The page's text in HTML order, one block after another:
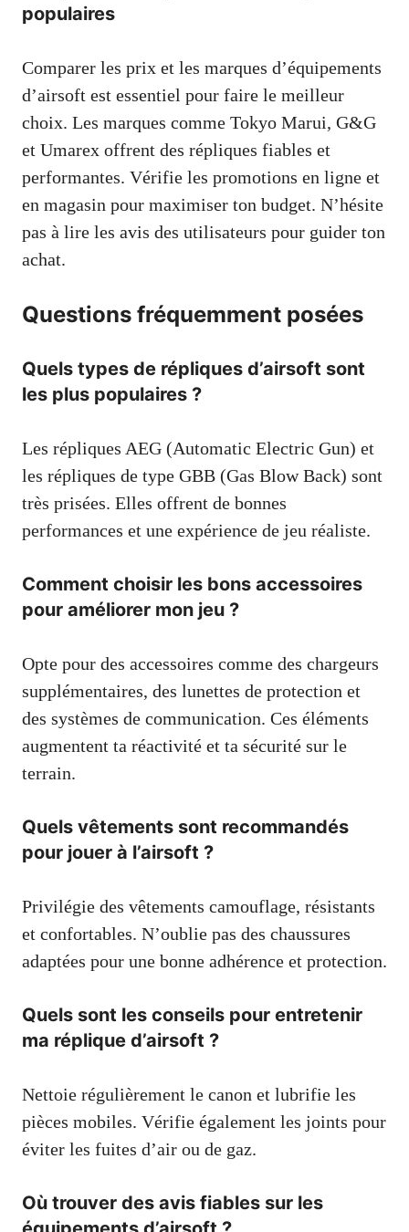
populaires
Comparer les prix et les marques d’équipements
d’airsoft est essentiel pour faire le meilleur
choix. Les marques comme Tokyo Marui, G&G
et Umarex offrent des répliques fiables et
performantes. Vérifie les promotions en ligne et
en magasin pour maximiser ton budget. N’hésite
pas à lire les avis des utilisateurs pour guider ton
achat.
Questions fréquemment posées
Quels types de répliques d’airsoft sont
les plus populaires ?
Les répliques AEG (Automatic Electric Gun) et
les répliques de type GBB (Gas Blow Back) sont
très prisées. Elles offrent de bonnes
performances et une expérience de jeu réaliste.
Comment choisir les bons accessoires
pour améliorer mon jeu ?
Opte pour des accessoires comme des chargeurs
supplémentaires, des lunettes de protection et
des systèmes de communication. Ces éléments
augmentent ta réactivité et ta sécurité sur le
terrain.
Quels vêtements sont recommandés
pour jouer à l’airsoft ?
Privilégie des vêtements camouflage, résistants
et confortables. N’oublie pas des chaussures
adaptées pour une bonne adhérence et protection.
Quels sont les conseils pour entretenir
ma réplique d’airsoft ?
Nettoie régulièrement le canon et lubrifie les
pièces mobiles. Vérifie également les joints pour
éviter les fuites d’air ou de gaz.
Où trouver des avis fiables sur les